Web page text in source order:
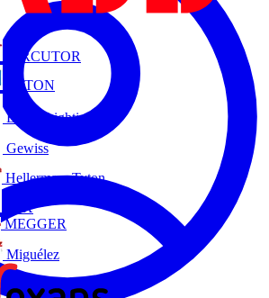
CIRCUTOR
EATON
ETAP Lighting
Gewiss
HellermannTyton
LTX
MEGGER
Miguélez